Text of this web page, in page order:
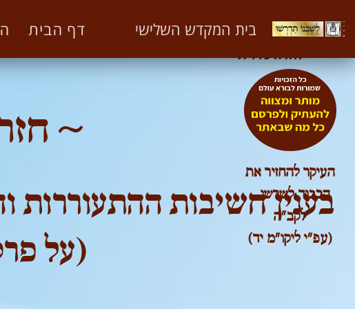
בית המקדש השלישי דף הבית
העיקר להחזיר את
הכבוד לשרשו –
לקב"ה
(עפ"י ליקו"מ יד)
ספר לשכנו תדרשו חלק א'
על יחזקאל מ – מב
חזרה כללית
~
בענין חשיבות ההתעוררות
(על